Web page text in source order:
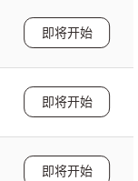
即将开始
即将开始
即将开始